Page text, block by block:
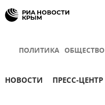
ПОЛИТИКА ОБЩЕСТВО
НОВОСТИ ПРЕСС-ЦЕНТР